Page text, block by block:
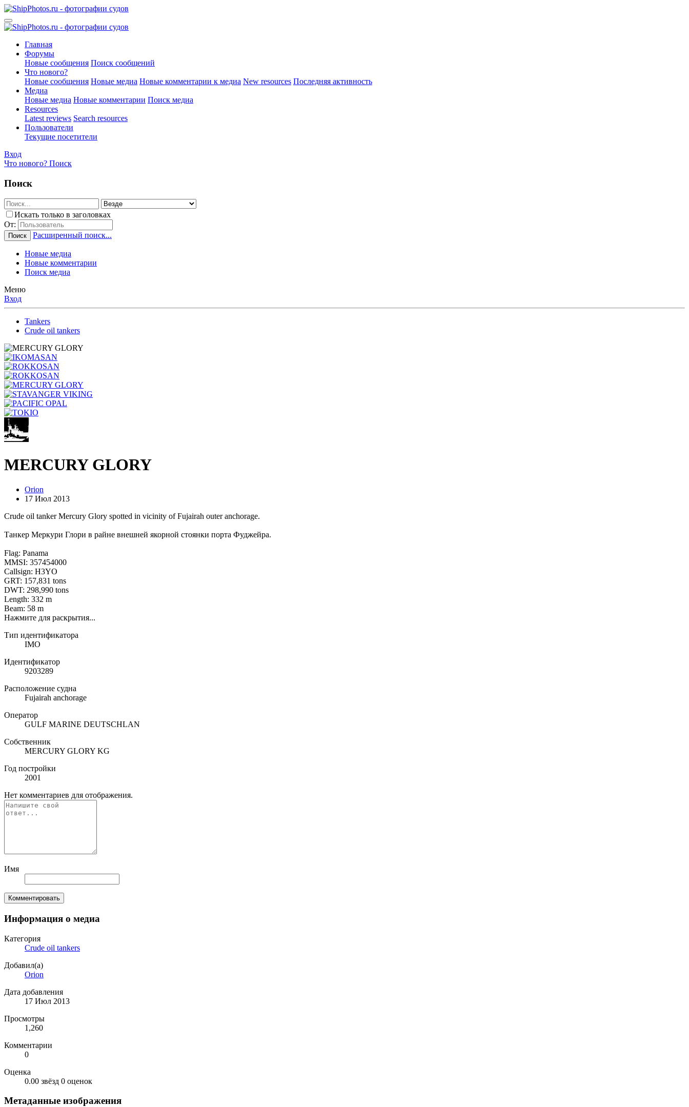
Главная
Форумы
Новые сообщения Поиск сообщений
Что нового?
Новые сообщения Новые медиа Новые комментарии к медиа New resources Последняя активность
Медиа
Новые медиа Новые комментарии Поиск медиа
Resources
Latest reviews Search resources
Пользователи
Текущие посетители
Вход
Что нового? Поиск
Поиск
Искать только в заголовках
От:
Поиск Расширенный поиск...
Новые медиа
Новые комментарии
Поиск медиа
Меню
Вход
Tankers
Crude oil tankers
MERCURY GLORY
Orion
17 Июл 2013
Crude oil tanker Mercury Glory spotted in vicinity of Fujairah outer anchorage.
Танкер Меркури Глори в райне внешней якорной стоянки порта Фуджейра.
Flag: Panama
MMSI: 357454000
Callsign: H3YO
GRT: 157,831 tons
DWT: 298,990 tons
Length: 332 m
Beam: 58 m
Нажмите для раскрытия...
Тип идентификатора
IMO
Идентификатор
9203289
Расположение судна
Fujairah anchorage
Оператор
GULF MARINE DEUTSCHLAN
Собственник
MERCURY GLORY KG
Год постройки
2001
Нет комментариев для отображения.
Имя
Комментировать
Информация о медиа
Категория
Crude oil tankers
Добавил(а)
Orion
Дата добавления
17 Июл 2013
Просмотры
1,260
Комментарии
0
Оценка
0.00 звёзд 0 оценок
Метаданные изображения